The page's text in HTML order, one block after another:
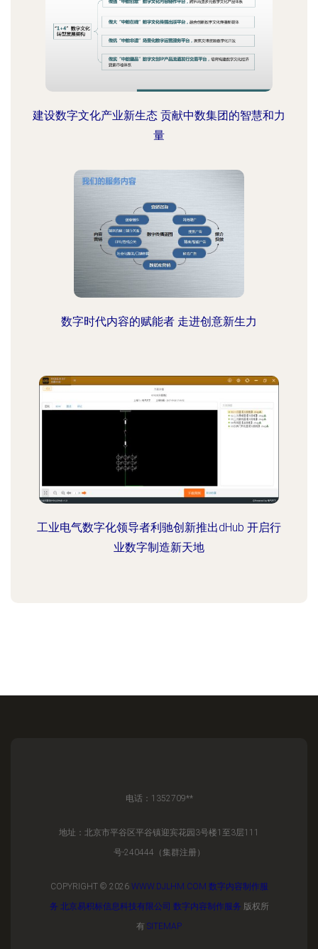
建设数字文化产业新生态 贡献中数集团的智慧和力
量
数字时代内容的赋能者 走进创意新生力
工业电气数字化领导者利驰创新推出dHub 开启行
业数字制造新天地
电话：1352709**
地址：北京市平谷区平谷镇迎宾花园3号楼1至3层111
号-240444（集群注册）
COPYRIGHT © 2026 WWW.DJLHM.COM 数字内容制作服
务 北京易积标信息科技有限公司 数字内容制作服务 版权所
有 SITEMAP